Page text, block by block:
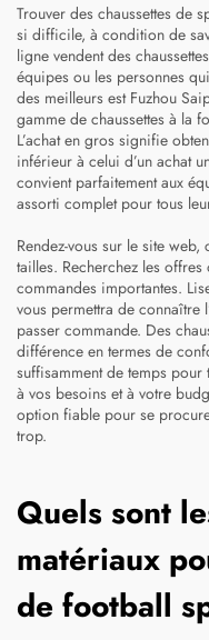
Trouver des chaussettes de
si difficile, à condition de
ligne vendent des
équipes ou les personnes
des meilleurs est Fuzhou
gamme de chaussettes à la
L’achat en gros signifie
inférieur à celui d’un achat
convient parfaitement aux
assorti complet pour tous
Rendez-vous sur le site
tailles. Recherchez les
commandes importantes.
vous permettra de connaître
passer commande. Des
différence en termes de
suffisamment de temps
à vos besoins et à votre
option fiable pour se
trop.
Quels sont
matériaux
de football